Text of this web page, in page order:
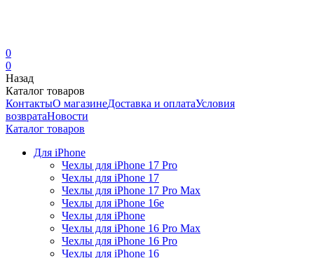
0
0
Назад
Каталог товаров
КонтактыО магазинеДоставка и оплатаУсловия
возвратаНовости
Каталог товаров
Для iPhone
Чехлы для iPhone 17 Pro
Чехлы для iPhone 17
Чехлы для iPhone 17 Pro Max
Чехлы для iPhone 16e
Чехлы для iPhone
Чехлы для iPhone 16 Pro Max
Чехлы для iPhone 16 Pro
Чехлы для iPhone 16